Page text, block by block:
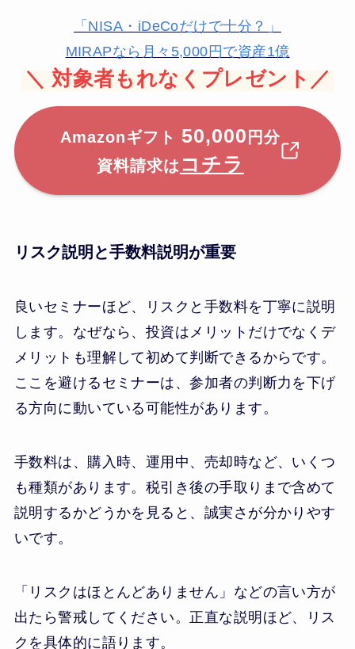
「NISA・iDeCoだけで十分？」
MIRAPなら月々5,000円で資産1億
＼ 対象者もれなくプレゼント／
Amazonギフト 50,000 円分
資料請求は コチラ
リスク説明と手数料説明が重要
良いセミナーほど、リスクと手数料を丁寧に説明
します。なぜなら、投資はメリットだけでなくデ
メリットも理解して初めて判断できるからです。
ここを避けるセミナーは、参加者の判断力を下げ
る方向に動いている可能性があります。
手数料は、購入時、運用中、売却時など、いくつ
も種類があります。税引き後の手取りまで含めて
説明するかどうかを見ると、誠実さが分かりやす
いです。
「リスクはほとんどありません」などの言い方が
出たら警戒してください。正直な説明ほど、リス
クを具体的に語ります。